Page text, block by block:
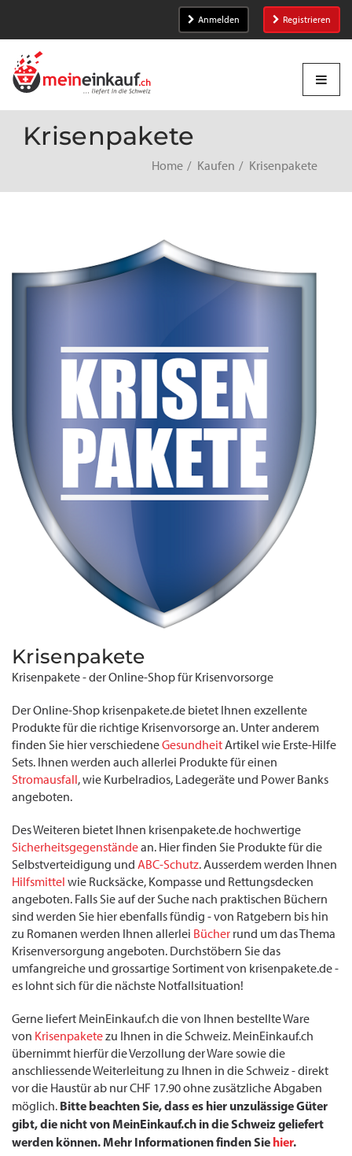
Anmelden Registrieren
Krisenpakete
Home Kaufen Krisenpakete
Krisenpakete
Krisenpakete - der Online-Shop für Krisenvorsorge
Der Online-Shop krisenpakete.de bietet Ihnen exzellente
Produkte für die richtige Krisenvorsorge an. Unter anderem
finden Sie hier verschiedeneGesundheit Artikel wie Erste-Hilfe
Sets. Ihnen werden auch allerlei Produkte für einen
Stromausfall, wie Kurbelradios, Ladegeräte und Power Banks
angeboten.
Des Weiteren bietet Ihnen krisenpakete.de hochwertige
Sicherheitsgegenständean. Hier finden Sie Produkte für die
Selbstverteidigung und ABC-Schutz. Ausserdem werden Ihnen
Hilfsmittel wie Rucksäcke, Kompasse und Rettungsdecken
angeboten. Falls Sie auf der Suche nach praktischen Büchern
sind werden Sie hier ebenfalls fündig - von Ratgebern bis hin
zu Romanen werden Ihnen allerlei Bücher rund um das Thema
Krisenversorgung angeboten. Durchstöbern Sie das
umfangreiche und grossartige Sortiment von krisenpakete.de -
es lohnt sich für die nächste Notfallsituation!
Gerne liefert MeinEinkauf.ch die von Ihnen bestellte Ware
von Krisenpaketezu Ihnen in die Schweiz. MeinEinkauf.ch
übernimmt hierfür die Verzollung der Ware sowie die
anschliessende Weiterleitung zu Ihnen in die Schweiz - direkt
vor die Haustür ab nur CHF 17.90 ohne zusätzliche Abgaben
möglich. Bitte beachten Sie, dass es hier unzulässige Güter
gibt, die nicht von MeinEinkauf.ch in die Schweiz geliefert
werden können. Mehr Informationen finden Sie hier.